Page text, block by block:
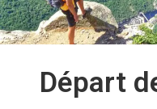
Départ